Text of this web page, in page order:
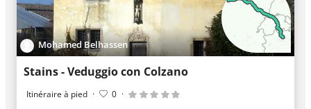
Mohamed Belhassen
Stains - Veduggio con Colzano
Itinéraire à pied · 0 ·